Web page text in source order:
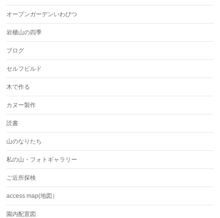
オープンガーデンいわびつ
岩櫃山の四季
ブログ
セルフビルド
木で作る
カヌー製作
読書
山のなりたち
私の山・フォトギャラリー
ご近所探検
access map(地図）
園内配置図